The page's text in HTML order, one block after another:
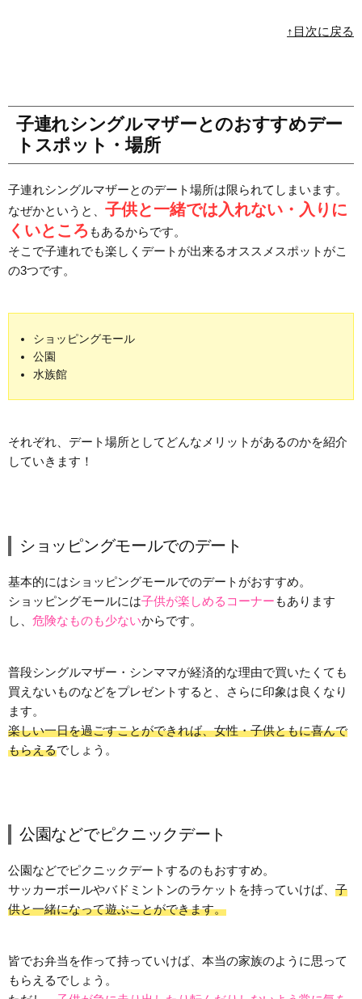
↑目次に戻る
子連れシングルマザーとのおすすめデー
トスポット・場所
子連れシングルマザーとのデート場所は限られてしまいます。
なぜかというと、 子供と一緒では入れない・入りに
くいところ もあるからです。
そこで子連れでも楽しくデートが出来るオススメスポットがこ
の3つです。
ショッピングモール
公園
水族館
それぞれ、デート場所としてどんなメリットがあるのかを紹介
していきます！
ショッピングモールでのデート
基本的にはショッピングモールでのデートがおすすめ。
ショッピングモールには子供が楽しめるコーナーもあります
し、 危険なものも少ないからです。
普段シングルマザー・シンママが経済的な理由で買いたくても
買えないものなどをプレゼントすると、さらに印象は良くなり
ます。
楽しい一日を過ごすことができれば、女性・子供ともに喜んで
もらえるでしょう。
公園などでピクニックデート
公園などでピクニックデートするのもおすすめ。
サッカーボールやバドミントンのラケットを持っていけば、 子
供と一緒になって遊ぶことができます。
皆でお弁当を作って持っていけば、本当の家族のように思って
もらえるでしょう。